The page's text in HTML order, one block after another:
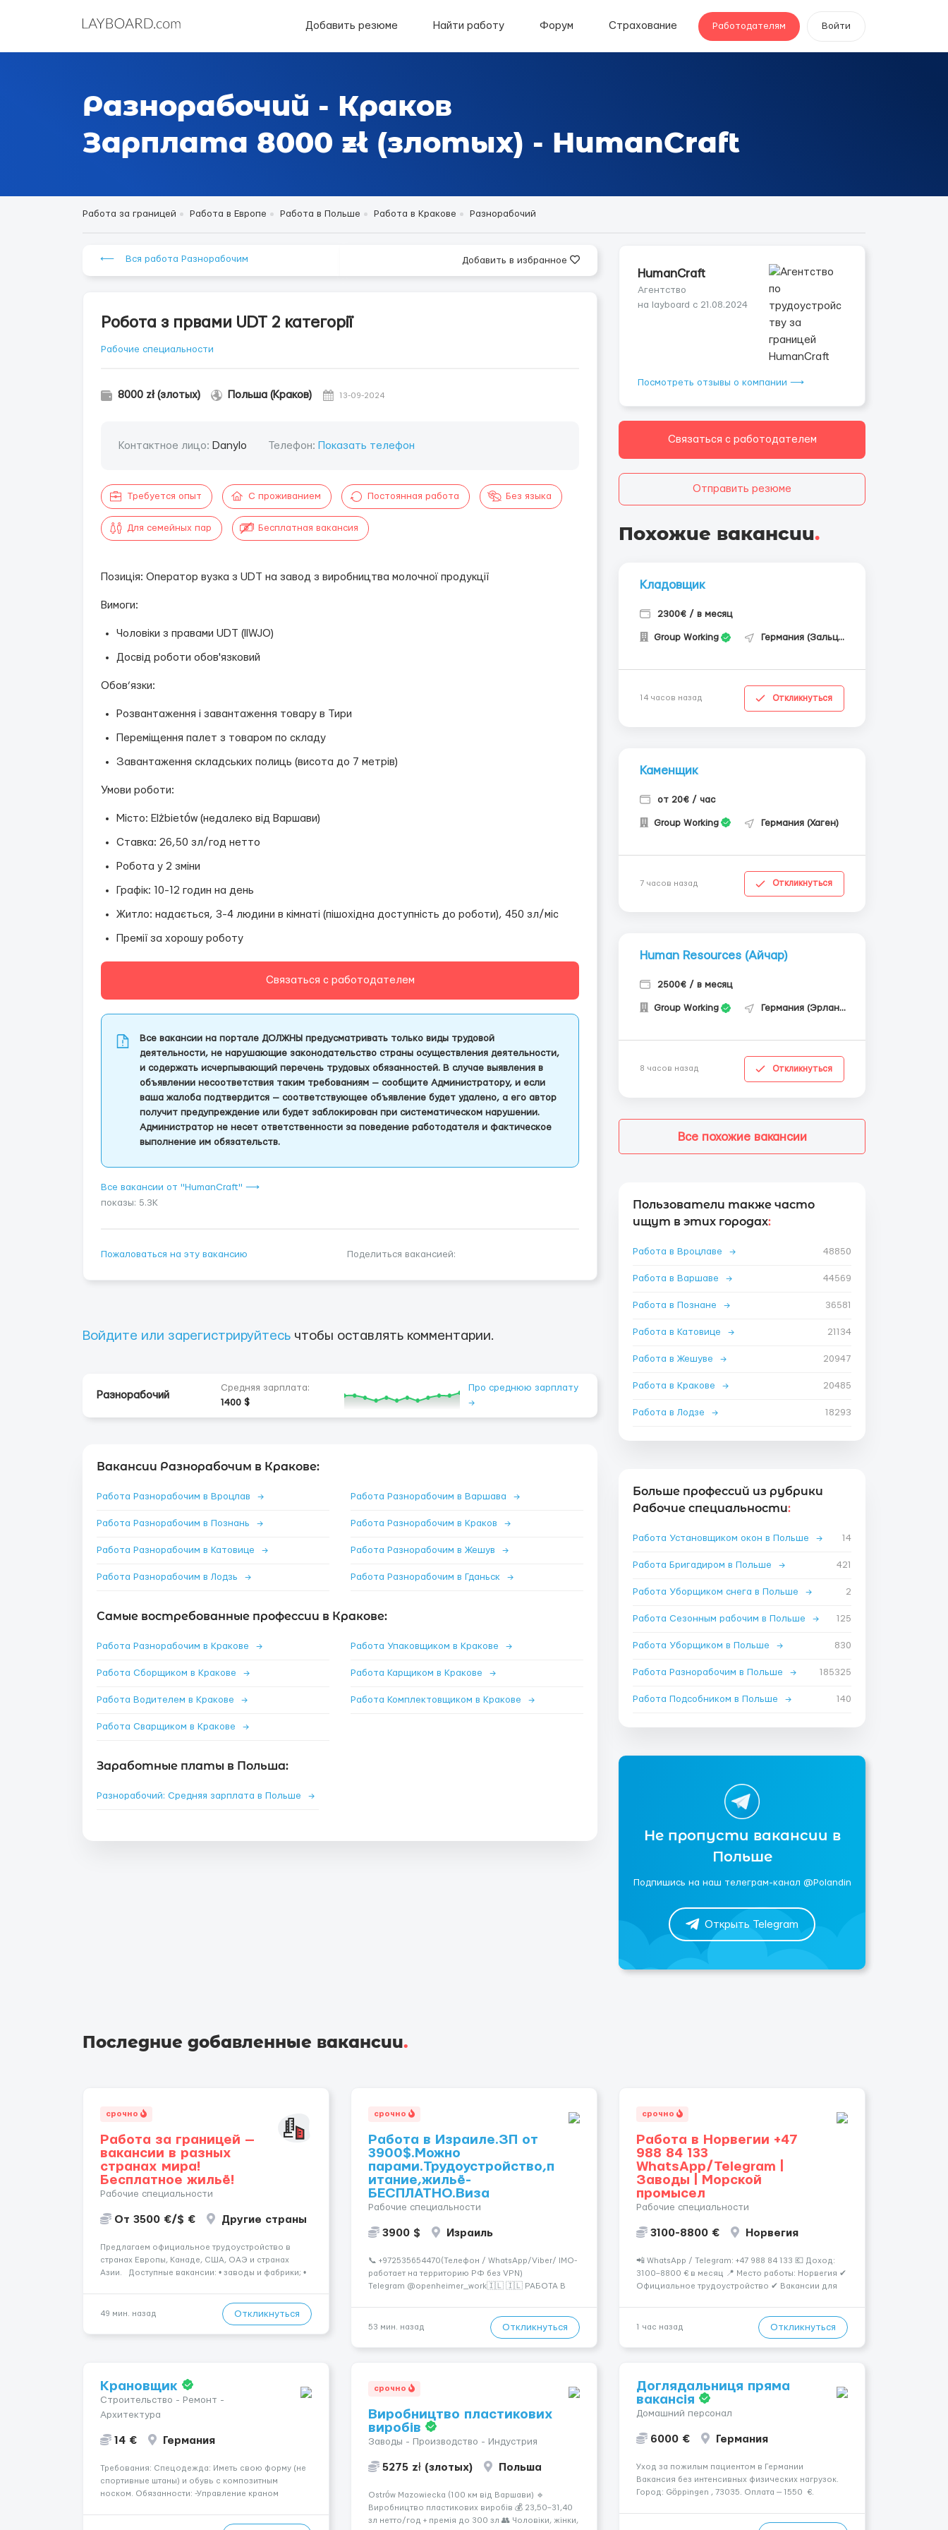
Добавить резюме Найти работу Форум Страхование Работодателям Войти
Разнорабочий - Краков
Зарплата 8000 zł (злотых) - HumanCraft
Работа за границей Работа в Европе Работа в Польше Работа в Кракове Разнорабочий
⟵ Вся работа Разнорабочим Добавить в избранное
Робота з првами UDT 2 категорії
Рабочие специальности
8000 zł (злотых) Польша (Краков) 13-09-2024
Контактное лицо: Danylo Телефон: Показать телефон
Требуется опыт С проживанием Постоянная работа Без языка
Для семейных пар Бесплатная вакансия
Позиція: Оператор вузка з UDT на завод з виробництва молочної продукції
Вимоги:
Чоловіки з правами UDT (IIWJO)
Досвід роботи обов'язковий
Обов’язки:
Розвантаження і завантаження товару в Тири
Переміщення палет з товаром по складу
Завантаження складських полиць (висота до 7 метрів)
Умови роботи:
Місто: Elżbietów (недалеко від Варшави)
Ставка: 26,50 зл/год нетто
Робота у 2 зміни
Графік: 10-12 годин на день
Житло: надається, 3-4 людини в кімнаті (пішохідна доступність до роботи), 450 зл/міс
Премії за хорошу роботу
Связаться с работодателем
Все вакансии на портале ДОЛЖНЫ предусматривать только виды трудовой
деятельности, не нарушающие законодательство страны осуществления деятельности,
и содержать исчерпывающий перечень трудовых обязанностей. В случае выявления в
объявлении несоответствия таким требованиям — сообщите Администратору, и если
ваша жалоба подтвердится — соответствующее объявление будет удалено, а его автор
получит предупреждение или будет заблокирован при систематическом нарушении.
Администратор не несет ответственности за поведение работодателя и фактическое
выполнение им обязательств.
Все вакансии от "HumanCraft" ⟶
показы: 5.3K
Пожаловаться на эту вакансию Поделиться вакансией:
Войдите или зарегистрируйтесь чтобы оставлять комментарии.
Разнорабочий
Средняя зарплата:
1400 $
Про среднюю зарплату
→
Вакансии Разнорабочим в Кракове:
Работа Разнорабочим в Вроцлав → Работа Разнорабочим в Варшава →
Работа Разнорабочим в Познань → Работа Разнорабочим в Краков →
Работа Разнорабочим в Катовице → Работа Разнорабочим в Жешув →
Работа Разнорабочим в Лодзь → Работа Разнорабочим в Гданьск →
Самые востребованные профессии в Кракове:
Работа Разнорабочим в Кракове → Работа Упаковщиком в Кракове →
Работа Сборщиком в Кракове → Работа Карщиком в Кракове →
Работа Водителем в Кракове → Работа Комплектовщиком в Кракове →
Работа Сварщиком в Кракове →
Заработные платы в Польша:
Разнорабочий: Средняя зарплата в Польше →
HumanCraft
Агентство
на layboard с 21.08.2024
Посмотреть отзывы о компании ⟶
Связаться с работодателем
Отправить резюме
Похожие вакансии.
Кладовщик
2300€ / в месяц
Group Working Германия (Зальцгиттер)
14 часов назад Откликнуться
Каменщик
от 20€ / час
Group Working Германия (Хаген)
7 часов назад Откликнуться
Human Resources (Айчар)
2500€ / в месяц
Group Working Германия (Эрланген)
8 часов назад Откликнуться
Все похожие вакансии
Пользователи также часто
ищут в этих городах:
Работа в Вроцлаве → 48850
Работа в Варшаве → 44569
Работа в Познане → 36581
Работа в Катовице → 21134
Работа в Жешуве → 20947
Работа в Кракове → 20485
Работа в Лодзе → 18293
Больше профессий из рубрики
Рабочие специальности:
Работа Установщиком окон в Польше → 14
Работа Бригадиром в Польше → 421
Работа Уборщиком снега в Польше → 2
Работа Сезонным рабочим в Польше → 125
Работа Уборщиком в Польше → 830
Работа Разнорабочим в Польше → 185325
Работа Подсобником в Польше → 140
Не пропусти вакансии в
Польше
Подпишись на наш телеграм-канал @Polandin
Открыть Telegram
Последние добавленные вакансии.
срочно
Работа за границей —
вакансии в разных
странах мира!
Бесплатное жильё!
Рабочие специальности
От 3500 €/$ € Другие страны
Предлагаем официальное трудоустройство в
странах Европы, Канаде, США, ОАЭ и странах
Азии. Доступные вакансии: • заводы и фабрики; •
(различные категории); •...
49 мин. назад Откликнуться
срочно
Работа в Израиле.ЗП от
3900$.Можно
парами.Трудоустройство,п
итание,жильё-
БЕСПЛАТНО.Виза
Рабочие специальности
3900 $ Израиль
📞 +972535654470(Телефон / WhatsApp/Viber/ IMO-
работает на территорию РФ без VPN)
Telegram @openheimer_work🇮🇱 🇮🇱 РАБОТА В
в развитой и цивилизованной стране? Хотите
53 мин. назад Откликнуться
срочно
Работа в Норвегии +47
988 84 133
WhatsApp/Telegram |
Заводы | Морской
промысел
Рабочие специальности
3100-8800 € Норвегия
📲 WhatsApp / Telegram: +47 988 84 133 💶 Доход:
3100–8800 € в месяц 📍 Место работы: Норвегия ✔
Официальное трудоустройство ✔ Вакансии для
Помощь с оформлением рабочей визы D и ВНЖ 📅
1 час назад Откликнуться
Крановщик
Строительство - Ремонт -
Архитектура
14 € Германия
Требования: Спецодежда: Иметь свою форму (не
спортивные штаны) и обувь с композитным
носком. Обязанности: -Управление краном
срочно
Виробництво пластикових
виробів
Заводы - Производство - Индустрия
5275 zł (злотых) Польша
Ostrów Mazowiecka (100 км від Варшави) 🔹
Виробництво пластикових виробів 💰 23,50–31,40
зл нетто/год + премія до 300 зл 👥 Чоловіки, жінки,
Доглядальниця пряма
вакансія
Домашний персонал
6000 € Германия
Уход за пожилым пациентом в Германии
Вакансия без интенсивных физических нагрузок.
Город: Göppingen , 73035. Оплата — 1550 €.